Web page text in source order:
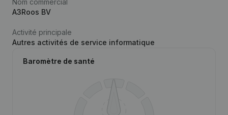
Nom commercial
A3Roos BV
Activité principale
Autres activités de service informatique
Baromètre de santé